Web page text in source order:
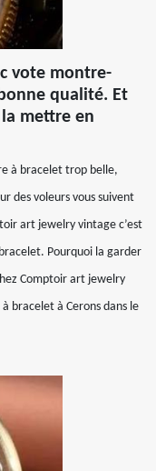
vote montre-
qualité. Et
la mettre en
à bracelet trop belle,
des voleurs vous suivent
art jewelry vintage c’est
Pourquoi la garder
Comptoir art jewelry
bracelet à Cerons dans le